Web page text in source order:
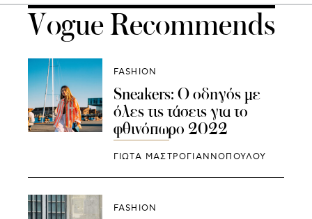
Vogue Recommends
FASHION
Sneakers: Ο οδηγός με
όλες τις τάσεις για το
φθινόπωρο 2022
ΓΙΩΤΑ ΜΑΣΤΡΟΓΙΑΝΝΟΠΟΥΛΟΥ
FASHION